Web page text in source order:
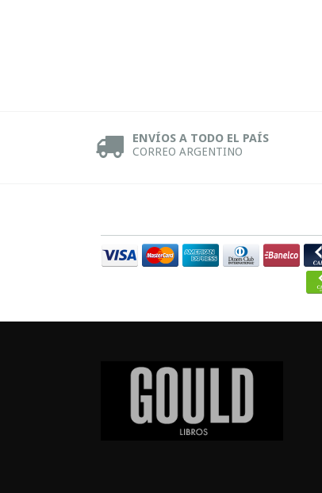
ENVÍOS A TODO EL PAÍS
CORREO ARGENTINO